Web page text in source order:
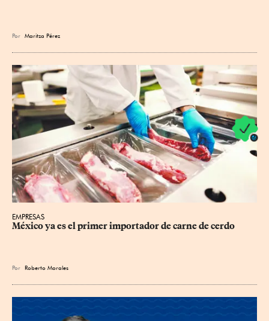
Por Maritza Pérez
EMPRESAS
México ya es el primer importador de carne de cerdo
Por Roberto Morales